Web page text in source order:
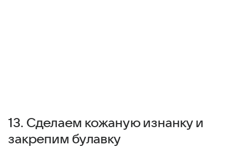
13. Сделаем кожаную изнанку и
закрепим булавку